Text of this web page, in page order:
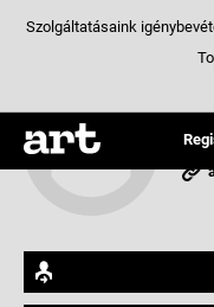
Szolgáltatásaink